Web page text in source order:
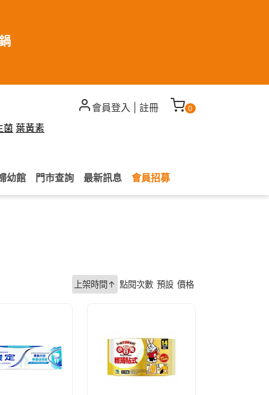
菌 葉黃素
會員登入 註冊 0
幼館 門市查詢 最新訊息 會員招募
上架時間↑ 點閱次數 預設 價格